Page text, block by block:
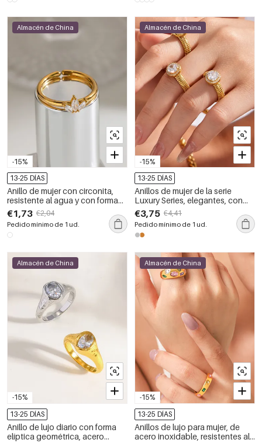
-15%
Almacén de China
13-25 DÍAS
Anillo de mujer con circonita,
resistente al agua y con forma
de flor, de acero inoxidable y
color dorado.
€1,73 €2,04
Pedido mínimo de 1 ud.
-15%
Almacén de China
13-25 DÍAS
Anillos de mujer de la serie
Luxury Series, elegantes, con
forma irregular de corazón, de
acero inoxidable, resistentes al
agua y con circonitas color oro.
€3,75 €4,41
Pedido mínimo de 1 ud.
-15%
Almacén de China
13-25 DÍAS
Anillo de lujo diario con forma
elíptica geométrica, acero
-15%
Almacén de China
13-25 DÍAS
Anillos de lujo para mujer, de
acero inoxidable, resistentes al